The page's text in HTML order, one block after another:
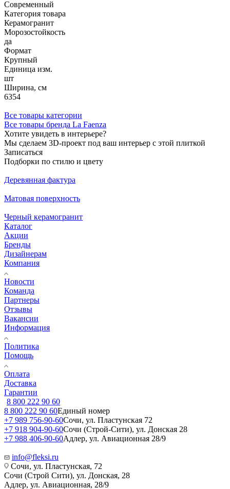
Современный
Категория товара
Керамогранит
Морозостойкость
да
Формат
Крупный
Единица изм.
шт
Ширина, см
6354
Все товары категории
Все товары бренда La Faenza
Хотите увидеть в интерьере?
Мы сделаем 3D-проект под ваш интерьер с этой плиткой
Записаться
Подборки по стилю и цвету
Деревянная фактура
Матовая поверхность
Черный керамогранит
Каталог
Акции
Бренды
Дизайнерам
Компания
Новости
Команда
Партнеры
Отзывы
Вакансии
Информация
Политика
Помощь
Оплата
Доставка
Гарантии
8 800 222 90 60
8 800 222 90 60Единый номер
+7 989 756-90-60Сочи, ул. Пластунская 72
+7 918 904-90-60Сочи (Строй-Сити), ул. Донская 28
+7 988 406-90-60Адлер, ул. Авиационная 28/9
info@fleksi.ru
Сочи, ул. Пластунская, 72
Сочи (Строй Сити), ул. Донская, 28
Адлер, ул. Авиационная, 28/9